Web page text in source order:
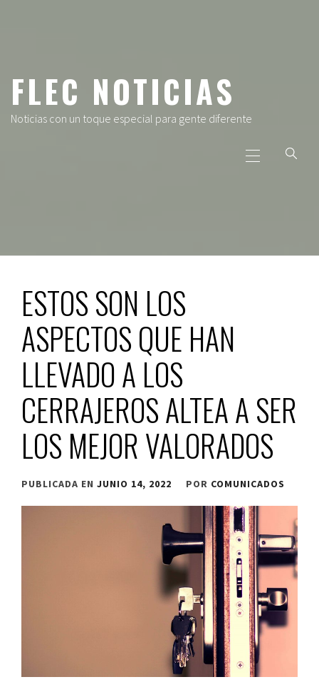
FLEC NOTICIAS
Noticias con un toque especial para gente diferente
principal
ESTOS SON LOS
ASPECTOS QUE HAN
LLEVADO A LOS
CERRAJEROS ALTEA A SER
LOS MEJOR VALORADOS
PUBLICADA EN JUNIO 14, 2022 POR COMUNICADOS